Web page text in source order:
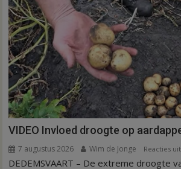
VIDEO Invloed droogte op
7 augustus 2026 Wim de Jonge Reacties
DEDEMSVAART – De extreme droogte